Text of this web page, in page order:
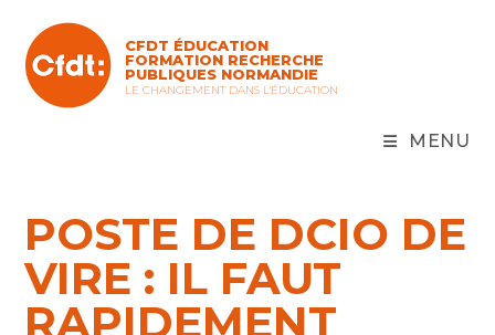
content
CFDT ÉDUCATION
FORMATION RECHERCHE
PUBLIQUES NORMANDIE
LE CHANGEMENT DANS L'ÉDUCATION
MENU
POSTE DE DCIO DE
VIRE : IL FAUT
RAPIDEMENT